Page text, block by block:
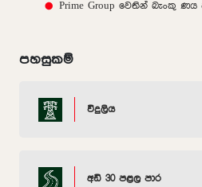
Prime Group වෙතින් බැංකු
පහසුකම්
විදුලිය
අඩි 30 පළල පාර